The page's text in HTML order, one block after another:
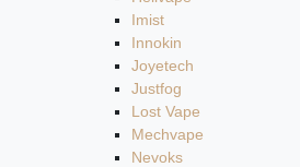
Imist
Innokin
Joyetech
Justfog
Lost Vape
Mechvape
Nevoks